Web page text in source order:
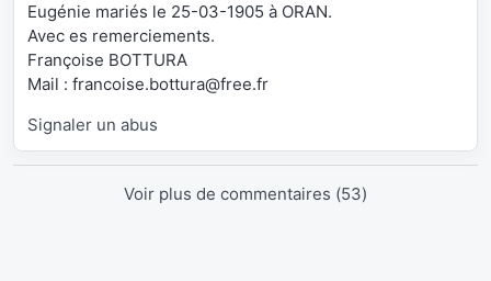
Eugénie mariés le 25-03-1905 à ORAN.
Avec es remerciements.
Françoise BOTTURA
Mail : francoise.bottura@free.fr
Signaler un abus
Voir plus de commentaires (53)